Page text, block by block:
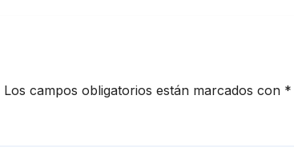
Los campos obligatorios están marcados con *